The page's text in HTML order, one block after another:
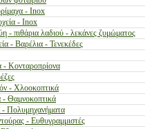
- Inox
- Inox
- πιθάρια λαδιού - λεκάνες ζυμώματος
- Βαρέλια - Τενεκέδες
- Κονταροπρίονα
- Χλοοκοπτικά
- Θαμνοκοπτικά
- Πολυμηχανήματα
- Ευθυγραμμιστές